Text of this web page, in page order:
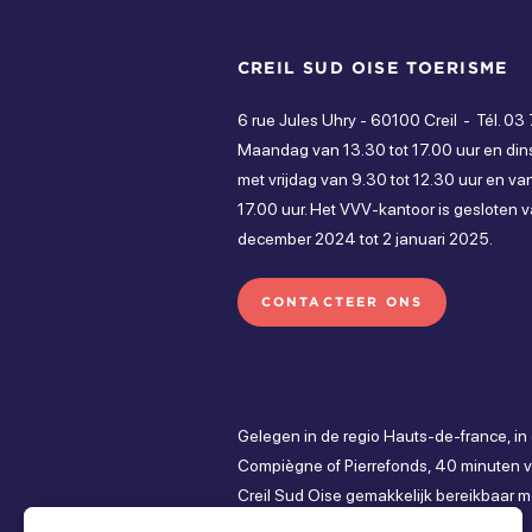
CREIL SUD OISE TOERISME
6 rue Jules Uhry - 60100 Creil
Tél. 03
Maandag van 13.30 tot 17.00 uur en
met vrijdag van 9.30 tot 12.30 uur en
17.00 uur. Het VVV-kantoor is gesloten
december 2024 tot 2 januari 2025.
CONTACTEER ONS
Gelegen in de regio Hauts-de-france,
Compiègne of Pierrefonds, 40 minuten
Creil Sud Oise gemakkelijk bereikbaar